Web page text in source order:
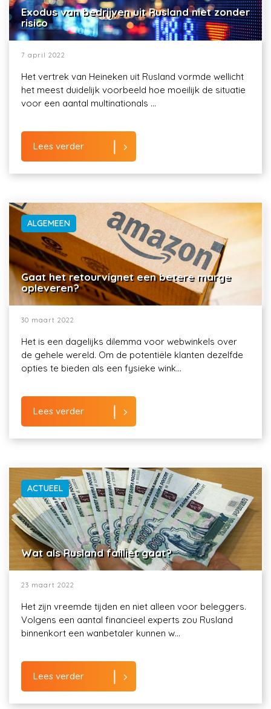
Exodus van bedrijven uit Rusland niet zonder
risico
7 april 2022
Het vertrek van Heineken uit Rusland vormde wellicht
het meest duidelijk voorbeeld hoe moeilijk de situatie
voor een aantal multinationals ...
Lees verder
ALGEMEEN
Gaat het retourvignet een betere marge
opleveren?
30 maart 2022
Het is een dagelijks dilemma voor webwinkels over
de gehele wereld. Om de potentiële klanten dezelfde
opties te bieden als een fysieke wink...
Lees verder
ACTUEEL
Wat als Rusland failliet gaat?
23 maart 2022
Het zijn vreemde tijden en niet alleen voor beleggers.
Volgens een aantal financieel experts zou Rusland
binnenkort een wanbetaler kunnen w...
Lees verder